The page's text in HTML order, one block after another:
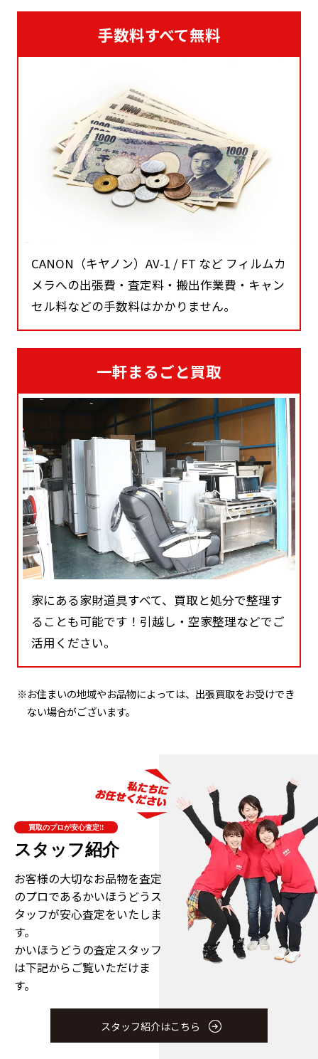
手数料すべて無料
CANON（キヤノン）AV-1 / FT など フィルムカ
メラへの出張費・査定料・搬出作業費・キャン
セル料などの手数料はかかりません。
一軒まるごと買取
家にある家財道具すべて、買取と処分で整理す
ることも可能です！引越し・空家整理などでご
活用ください。
※お住まいの地域やお品物によっては、出張買取をお受けでき
ない場合がございます。
買取のプロが安心査定!!
スタッフ紹介
お客様の大切なお品物を査定
のプロであるかいほうどうス
タッフが安心査定をいたしま
す。
かいほうどうの査定スタッフ
は下記からご覧いただけま
す。
スタッフ紹介はこちら